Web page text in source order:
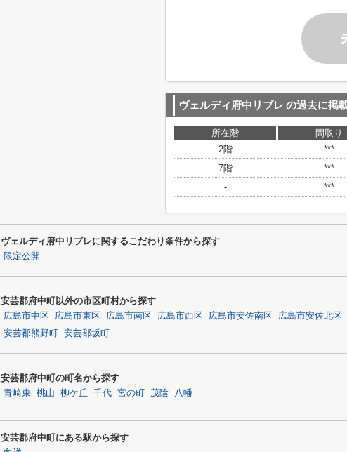
ヴェルディ府中リブレ の過去に掲
所在階 間取り
2階
***
7階
***
-
***
ヴェルディ府中リブレに関するこだわり条件から探す
限定公開
安芸郡府中町以外の市区町村から探す
広島市中区 広島市東区 広島市南区 広島市西区 広島市安佐南区 広島市安佐北区
安芸郡熊野町
安芸郡坂町
安芸郡府中町の町名から探す
青崎東 桃山 柳ケ丘 千代 宮の町 茂陰 八幡
安芸郡府中町にある駅から探す